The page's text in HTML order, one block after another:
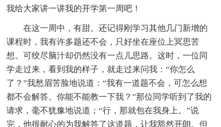
我给大家讲一讲我的开学第一周吧！
在这一周中，有甜。还记得刚学习其他几门新增的
课程时，我有许多题还不会，只好坐在座位上冥思苦
想。可绞尽脑汁却仍然没有一点儿思路。这时，一位同
学走过来，看到我的样子，就走过来问我：“你怎么
了？”我愁眉苦脸地说道：“我有一道题不会，可怎么想
都不会解答。你能不能教一下我？”那位同学听到了我的
请求，毫不犹豫地说道；“行，那就包在我身上。”说
完，他很耐心的为我解答了这道题，让我豁然开朗。但